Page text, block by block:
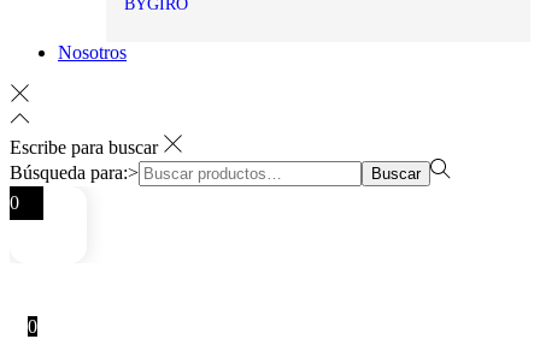
BYGIRO
Nosotros
Escribe para buscar
Búsqueda para:>
Buscar
0
0